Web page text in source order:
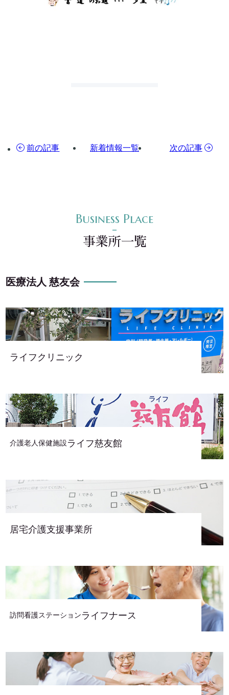
前の記事 新着情報一覧 次の記事
事業所一覧
医療法人 慈友会
ライフクリニック
介護老人保健施設ライフ慈友館
居宅介護支援事業所
訪問看護ステーションライフナース